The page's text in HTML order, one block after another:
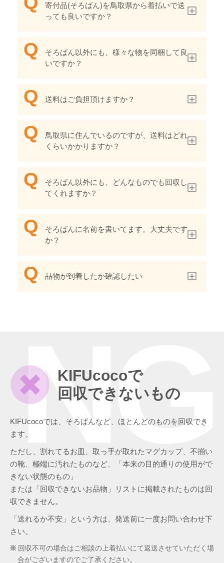
寄付品(そろばん)を鳥取県から着払いで送
っても良いですか？
そろばん以外にも、様々な物を同梱して良
いですか？
送料はご負担頂けますか？
鳥取県に住んでいるのですが、送料はどれ
くらいかかりますか？
そろばん以外にも、どんなものでも回収し
てくれますか？
そろばんに名前を書いてます。大丈夫です
か？
品物が到着したか確認したい
KIFUcocoで
回収できないもの
KIFUcocoでは、そろばんなど、ほとんどのものを回収でき
ます。
ただし、割れてるお皿、取っ手が取れたマグカップ、不揃い
の靴、極端に汚れたものなど、「本来の目的通りの使用がで
きない状態のもの」
または「回収できないお品物」リストに掲載されたものは回
収できません。
「送れるか不安」という方は、発送前に一度お問い合わせ下
さい。
回収不可の場合はご相談の上着払いにて返送させていただく場
合がございますのでご了承ください。
NG